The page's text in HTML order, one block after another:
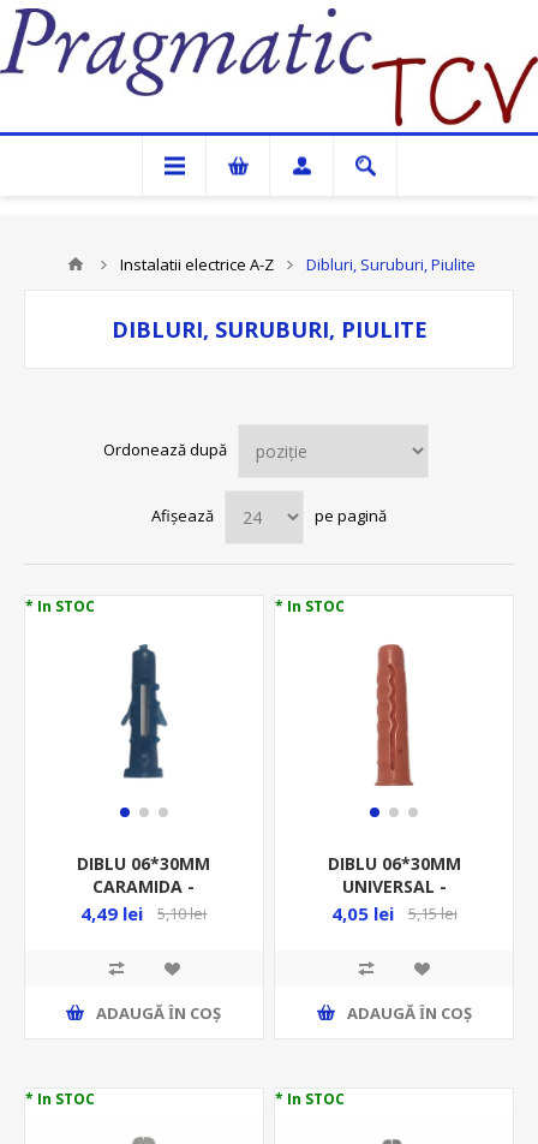
Pragmatic TCV
Instalatii electrice A-Z Dibluri, Suruburi, Piulite
DIBLURI, SURUBURI, PIULITE
Ordonează după
Afișează pe pagină
* In STOC
DIBLU 06*30MM
CARAMIDA -
10BUC/PUNGA -
4,49 lei 5,10 lei
ADAUGĂ ȊN COŞ
* In STOC
DIBLU 06*30MM
UNIVERSAL -
10BUC/PUNGA -
4,05 lei 5,15 lei
ADAUGĂ ȊN COŞ
* In STOC * In STOC